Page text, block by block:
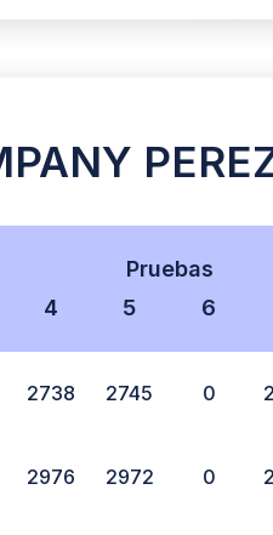
Pruebas
4 5 6
2738 2745 0
2976 2972 0